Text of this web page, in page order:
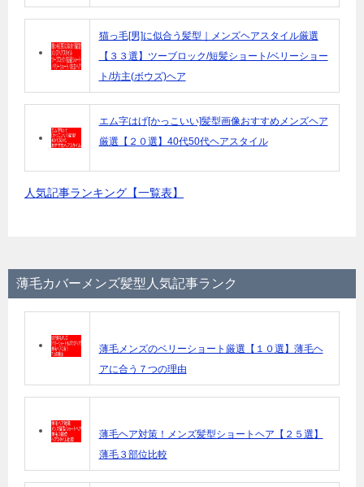
猫っ毛[男]に似合う髪型｜メンズヘアスタイル厳選
【３３選】ツーブロック/短髪ショート/ベリーショー
ト/坊主(ボウズ)ヘア
エム字はげ[かっこいい]髪型画像おすすめメンズヘア
厳選【２０選】40代50代ヘアスタイル
人気記事ランキング【一覧表】
薄毛カバーメンズ髪型人気記事ランク
薄毛メンズのベリーショート厳選【１０選】薄毛ヘ
アに合う７つの理由
薄毛ヘア対策！メンズ髪型ショートヘア【２５選】
薄毛３部位比較